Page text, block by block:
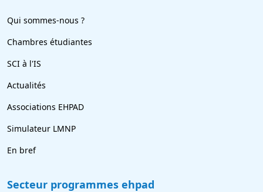
Qui sommes-nous ?
Chambres étudiantes
SCI à l'IS
Actualités
Associations EHPAD
Simulateur LMNP
En bref
Secteur programmes ehpad